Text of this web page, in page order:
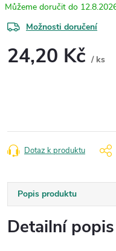
Možnosti doručení
24,20 Kč / ks
Dotaz k produktu
Popis produktu
Detailní